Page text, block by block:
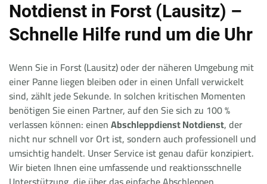
Notdienst in Forst (Lausitz) –
Schnelle Hilfe rund um die Uhr
Wenn Sie in Forst (Lausitz) oder der näheren Umgebung mit
einer Panne liegen bleiben oder in einen Unfall verwickelt
sind, zählt jede Sekunde. In solchen kritischen Momenten
benötigen Sie einen Partner, auf den Sie sich zu 100 %
verlassen können: einenAbschleppdienst Notdienst, der
nicht nur schnell vor Ort ist, sondern auch professionell und
umsichtig handelt. Unser Service ist genau dafür konzipiert.
Wir bieten Ihnen eine umfassende und reaktionsschnelle